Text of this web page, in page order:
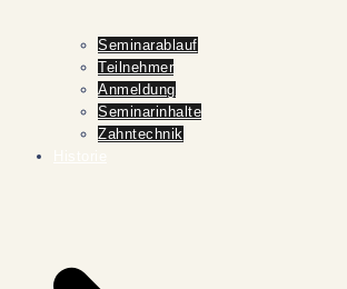
Seminarablauf
Teilnehmer
Anmeldung
Seminarinhalte
Zahntechnik